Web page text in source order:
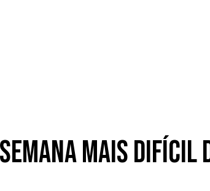
mais difícil